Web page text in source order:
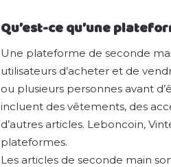
Qu’est-ce qu’une
Une plateforme de seconde
utilisateurs d’acheter et de
ou plusieurs personnes avant
incluent des vêtements, des
d’autres articles. Leboncoin,
plateformes.
Les articles de seconde main